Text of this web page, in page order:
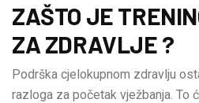
ZAŠTO JE
ZA ZDRAVLJE ?
Podrška cjelokupnom zdravlju
razloga za početak vježbanja. To